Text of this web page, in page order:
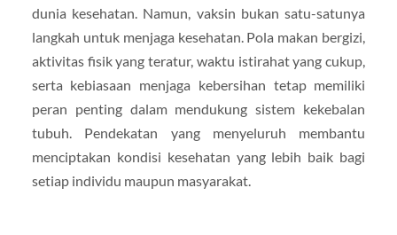
dunia kesehatan. Namun, vaksin bukan satu-satunya
langkah untuk menjaga kesehatan. Pola makan bergizi,
aktivitas fisik yang teratur, waktu istirahat yang cukup,
serta kebiasaan menjaga kebersihan tetap memiliki
peran penting dalam mendukung sistem kekebalan
tubuh. Pendekatan yang menyeluruh membantu
menciptakan kondisi kesehatan yang lebih baik bagi
setiap individu maupun masyarakat.